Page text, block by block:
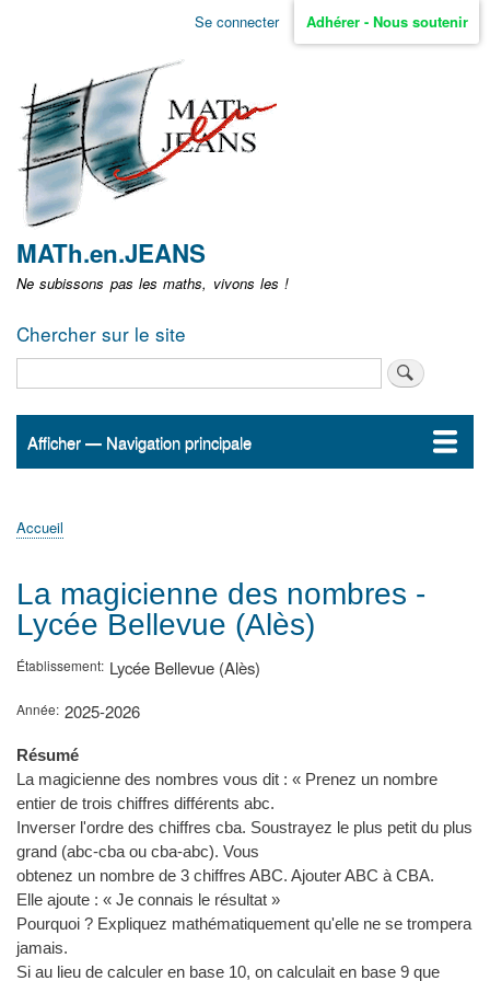
Aller
non
identifié
Se connecter Adhérer - Nous soutenir
MATh.en.JEANS
Ne subissons pas les maths, vivons les !
Chercher sur le site
Navigation
Afficher — Navigation principale
Accueil
ActualitésMATh.en.JEANS ?
Régions et Ateliers
Créer, gérer un atelier
Sujets/Publications
Congrès
d'Ariane
Accueil
La magicienne des nombres -
Lycée Bellevue (Alès)
Établissement Lycée Bellevue (Alès)
Année 2025-2026
Résumé
La magicienne des nombres vous dit : « Prenez un nombre
entier de trois chiffres différents abc.
Inverser l'ordre des chiffres cba. Soustrayez le plus petit du plus
grand (abc-cba ou cba-abc). Vous
obtenez un nombre de 3 chiffres ABC. Ajouter ABC à CBA.
Elle ajoute : « Je connais le résultat »
Pourquoi ? Expliquez mathématiquement qu'elle ne se trompera
jamais.
Si au lieu de calculer en base 10, on calculait en base 9 que